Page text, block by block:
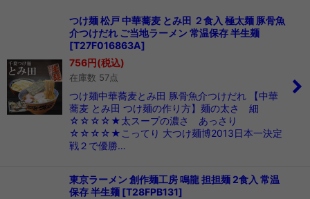
並び順
絞り込む
つけ麺 松戸 中華蕎麦 とみ田 ２食入 極太麺 豚骨魚
介つけだれ ご当地ラーメン 常温保存 半生麺
[T27F016863A]
756円(税込)
在庫数 57点
つけ麺中華蕎麦とみ田 豚骨魚介つけだれ 【中華
蕎麦 とみ田 つけ麺の作り方】麺の太さ 細
☆☆☆☆★太スープの濃さ あっさり
☆☆☆☆★こってり 大つけ麺博2013日本一決定
戦２で優勝…
東京ラーメン 創作麺工房 鳴龍 担担麺 2食入 常温
保存 半生麺 [T28FPB131]